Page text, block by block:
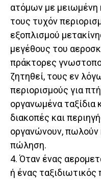
ατόμων με μειωμένη
τους τυχόν
εξοπλισμού
μεγέθους του
πράκτορες
ζητηθεί, τους εν
περιορισμούς για
οργανωμένα ταξίδια
διακοπές και
οργανώνουν,
πώληση.
4. Όταν ένας
ή ένας